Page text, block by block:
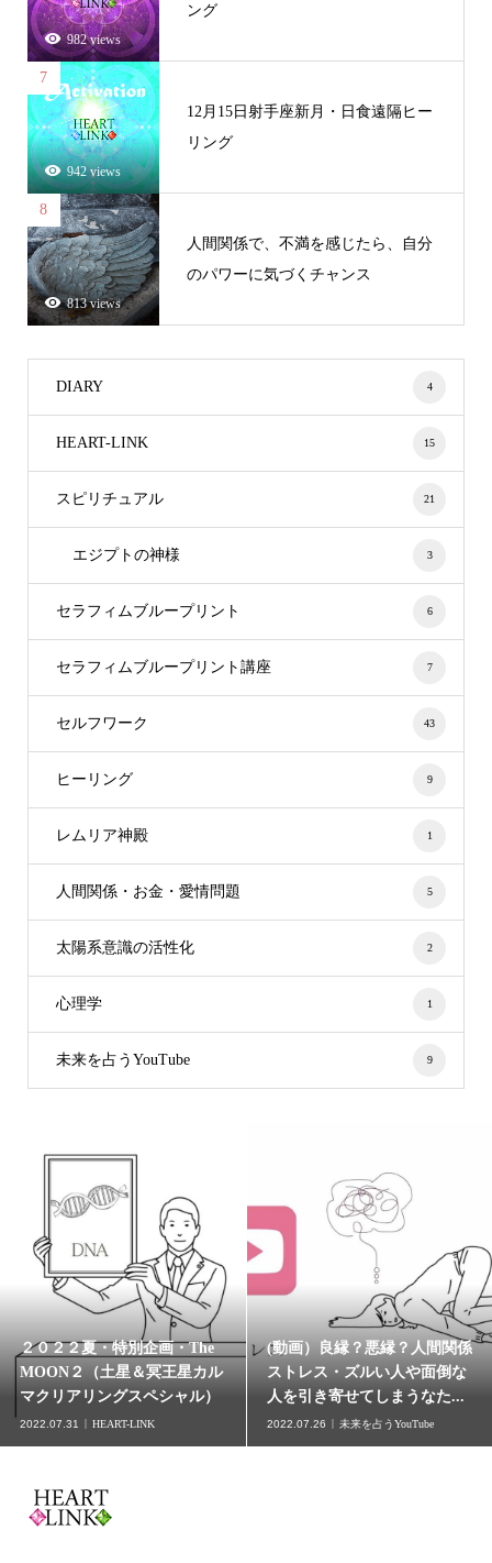
982 views
ング
7
942 views
12月15日射手座新月・日食遠隔ヒー
リング
8
813 views
人間関係で、不満を感じたら、自分
のパワーに気づくチャンス
DIARY 4
HEART-LINK 15
スピリチュアル 21
エジプトの神様 3
セラフィムブループリント 6
セラフィムブループリント講座 7
セルフワーク 43
ヒーリング 9
レムリア神殿 1
人間関係・お金・愛情問題 5
太陽系意識の活性化 2
心理学 1
未来を占うYouTube 9
２０２２夏・特別企画・The
MOON２（土星＆冥王星カル
マクリアリングスペシャル）
2022.07.31 HEART-LINK
(動画）良縁？悪縁？人間関係
ストレス・ズルい人や面倒な
人を引き寄せてしまうなた...
2022.07.26 未来を占うYouTube